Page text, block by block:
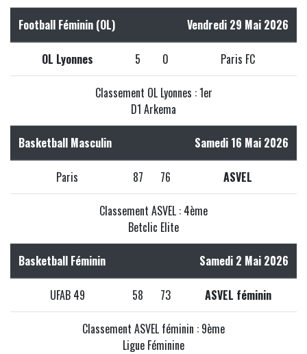
Football Féminin (OL) Vendredi 29 Mai 2026
OL Lyonnes 5 0 Paris FC
Classement OL Lyonnes : 1er
D1 Arkema
Basketball Masculin Samedi 16 Mai 2026
Paris 87 76 ASVEL
Classement ASVEL : 4ème
Betclic Elite
Basketball Féminin Samedi 2 Mai 2026
UFAB 49 58 73 ASVEL féminin
Classement ASVEL féminin : 9ème
Ligue Féminine